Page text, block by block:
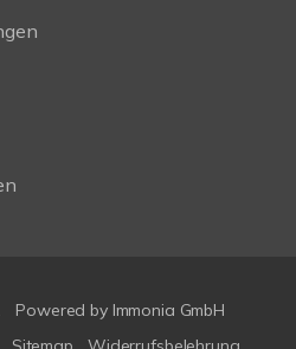
Powered by Immonia GmbH